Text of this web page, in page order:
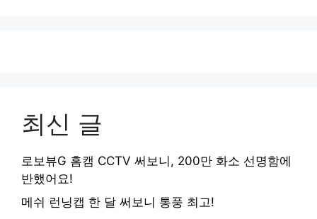
최신 글
로보뷰G 홈캠 CCTV 써보니, 200만 화소 선명함에
반했어요!
메쉬 런닝캡 한 달 써보니 통풍 최고!